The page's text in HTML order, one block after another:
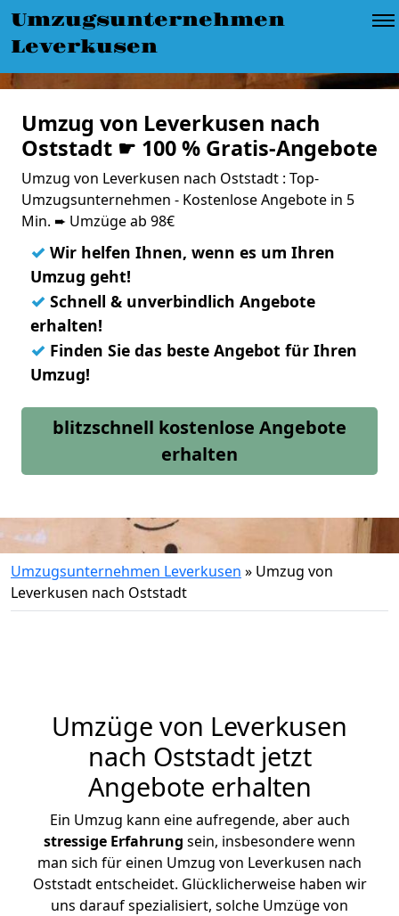
Umzugsunternehmen
Leverkusen
Umzug von Leverkusen nach
Oststadt ☛ 100 % Gratis-Angebote
Umzug von Leverkusen nach Oststadt : Top-
Umzugsunternehmen - Kostenlose Angebote in 5
Min. ➨ Umzüge ab 98€
✓ Wir helfen Ihnen, wenn es um Ihren
Umzug geht!
✓ Schnell & unverbindlich Angebote
erhalten!
✓ Finden Sie das beste Angebot für Ihren
Umzug!
blitzschnell kostenlose Angebote
erhalten
Umzugsunternehmen Leverkusen » Umzug von
Leverkusen nach Oststadt
Umzüge von Leverkusen
nach Oststadt jetzt
Angebote erhalten
Ein Umzug kann eine aufregende, aber auch
stressige Erfahrung sein, insbesondere wenn
man sich für einen Umzug von Leverkusen nach
Oststadt entscheidet. Glücklicherweise haben wir
uns darauf spezialisiert, solche Umzüge von